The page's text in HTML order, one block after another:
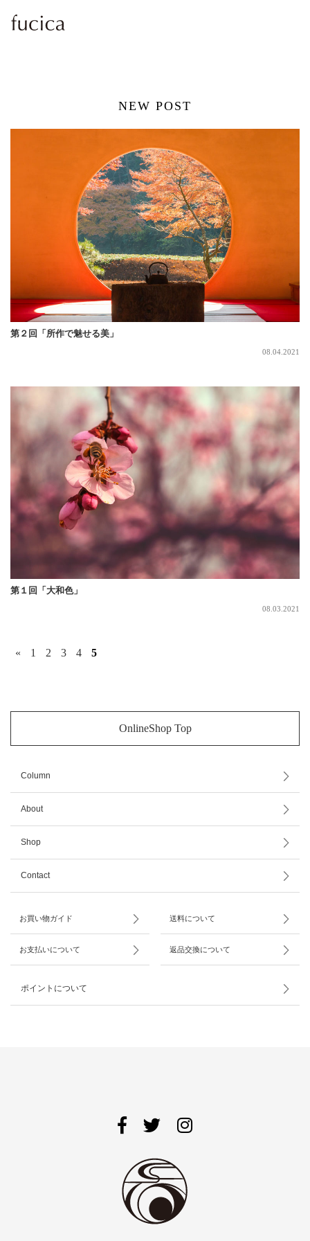
NEW POST
第２回「所作で魅せる美」
08.04.2021
第１回「大和色」
08.03.2021
« 1 2 3 4 5
OnlineShop Top
Column
About
Shop
Contact
お買い物ガイド 送料について
お支払いについて 返品交換について
ポイントについて